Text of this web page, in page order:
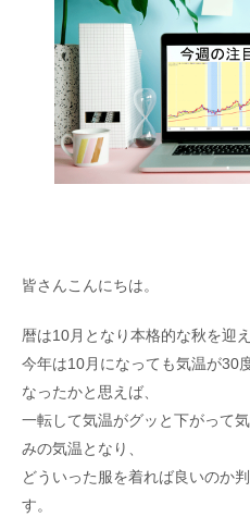
皆さんこんにちは。
暦は10月となり本格的な秋を迎
今年は10月になっても気温が30
なったかと思えば、
一転して気温がグッと下がって
みの気温となり、
どういった服を着れば良いのか
す。